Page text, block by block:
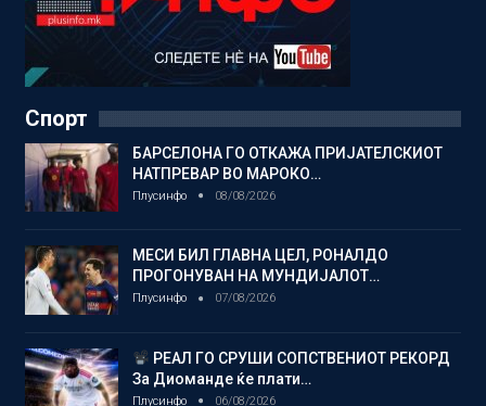
Спорт
БАРСЕЛОНА ГО ОТКАЖА ПРИЈАТЕЛСКИОТ
НАТПРЕВАР ВО МАРОКО…
Плусинфо 08/08/2026
МЕСИ БИЛ ГЛАВНА ЦЕЛ, РОНАЛДО
ПРОГОНУВАН НА МУНДИЈАЛОТ…
Плусинфо 07/08/2026
РЕАЛ ГО СРУШИ СОПСТВЕНИОТ РЕКОРД
За Диоманде ќе плати…
Плусинфо 06/08/2026